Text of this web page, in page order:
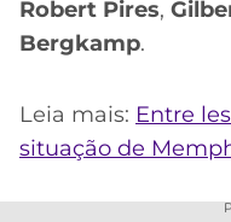
Robert Pires,
Bergkamp.
Leia mais: Entre
situação de